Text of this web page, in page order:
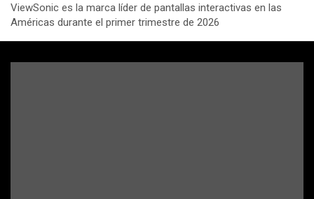
ViewSonic es la marca líder de pantallas interactivas en las
Américas durante el primer trimestre de 2026